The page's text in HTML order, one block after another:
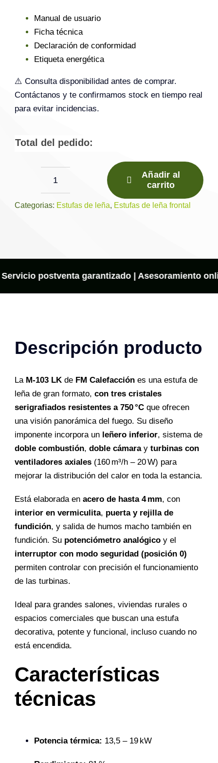
Manual de usuario
Ficha técnica
Declaración de conformidad
Etiqueta energética
⚠️ Consulta disponibilidad antes de comprar.
Contáctanos y te confirmamos stock en tiempo real
para evitar incidencias.
Total del pedido:
de
LK
–
Añadir al
carrito
Categorias: Estufas de leña, Estufas de leña frontal
postventa garantizado | Asesoramiento
Descripción producto
La M-103 LKde FM Calefacciónes una estufa de
leña de gran formato, con tres cristales
serigrafiados resistentes a 750 °Cque ofrecen
una visión panorámica del fuego. Su diseño
imponente incorpora un leñero inferior, sistema de
doble combustión, doble cámaray turbinas con
ventiladores axiales(160 m³/h – 20 W) para
mejorar la distribución del calor en toda la estancia.
Está elaborada en acero de hasta 4 mm, con
interior en vermiculita, puerta y rejilla de
fundición, y salida de humos macho también en
fundición. Su potenciómetro analógicoy el
interruptor con modo seguridad (posición 0)
permiten controlar con precisión el funcionamiento
de las turbinas.
Ideal para grandes salones, viviendas rurales o
espacios comerciales que buscan una estufa
decorativa, potente y funcional, incluso cuando no
está encendida.
Características
técnicas
Potencia térmica: 13,5 – 19 kW